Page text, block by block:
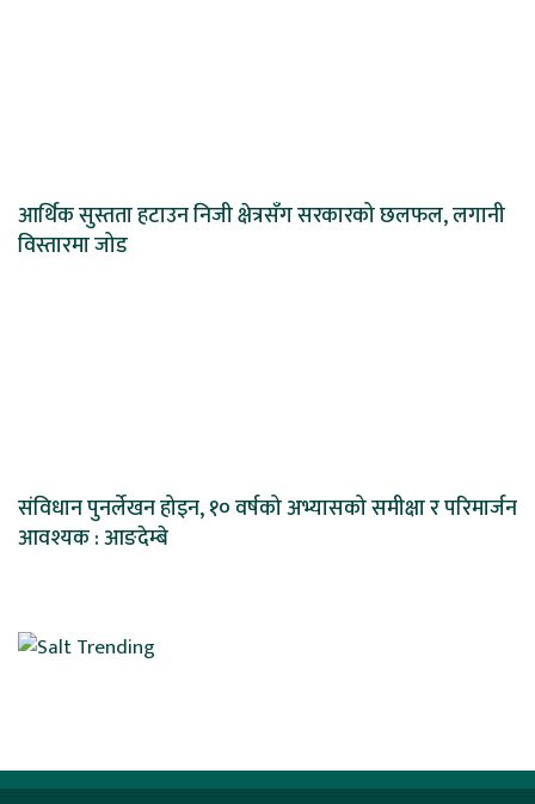
आर्थिक सुस्तता हटाउन निजी क्षेत्रसँग सरकारको छलफल, लगानी
विस्तारमा जोड
संविधान पुनर्लेखन होइन, १० वर्षको अभ्यासको समीक्षा र परिमार्जन
आवश्यक : आङदेम्बे